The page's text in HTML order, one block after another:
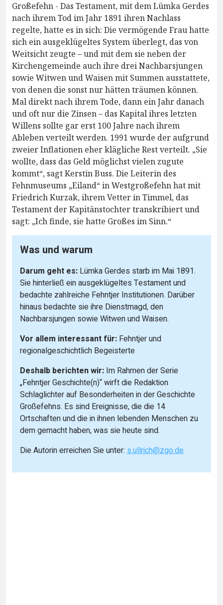
Großefehn - Das Testament, mit dem Lümka Gerdes
nach ihrem Tod im Jahr 1891 ihren Nachlass
regelte, hatte es in sich: Die vermögende Frau hatte
sich ein ausgeklügeltes System überlegt, das von
Weitsicht zeugte – und mit dem sie neben der
Kirchengemeinde auch ihre drei Nachbarsjungen
sowie Witwen und Waisen mit Summen ausstattete,
von denen die sonst nur hätten träumen können.
Mal direkt nach ihrem Tode, dann ein Jahr danach
und oft nur die Zinsen – das Kapital ihres letzten
Willens sollte gar erst 100 Jahre nach ihrem
Ableben verteilt werden. 1991 wurde der aufgrund
zweier Inflationen eher klägliche Rest verteilt. „Sie
wollte, dass das Geld möglichst vielen zugute
kommt“, sagt Kerstin Buss. Die Leiterin des
Fehnmuseums „Eiland“ in Westgroßefehn hat mit
Friedrich Kurzak, ihrem Vetter in Timmel, das
Testament der Kapitänstochter transkribiert und
sagt: „Ich finde, sie hatte Großes im Sinn.“
Was und warum
Darum geht es: Lümka Gerdes starb im Mai 1891.
Sie hinterließ ein ausgeklügeltes Testament und
bedachte zahlreiche Fehntjer Institutionen. Darüber
hinaus bedachte sie ihre Dienstmagd, den
Nachbarsjungen sowie Witwen und Waisen.
Vor allem interessant für: Fehntjer und
regionalgeschichtlich Begeisterte
Deshalb berichten wir: Im Rahmen der Serie
„Fehntjer Geschichte(n)“ wirft die Redaktion
Schlaglichter auf Besonderheiten in der Geschichte
Großefehns. Es sind Ereignisse, die die 14
Ortschaften und die in ihnen lebenden Menschen zu
dem gemacht haben, was sie heute sind.
Die Autorin erreichen Sie unter: s.ullrich@zgo.de